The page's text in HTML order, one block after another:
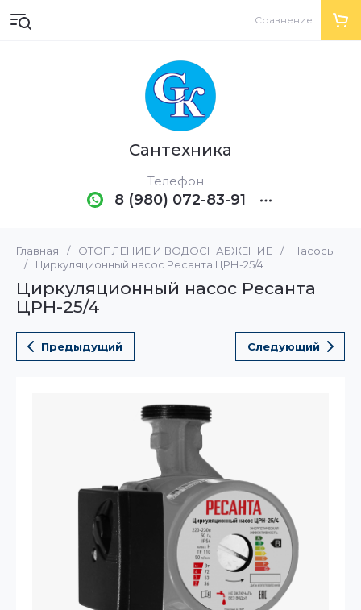
Сантехника
Телефон
8 (980) 072-83-91
Сравнение
Главная / ОТОПЛЕНИЕ И ВОДОСНАБЖЕНИЕ /
Насосы
/
Циркуляционный насос Ресанта ЦРН-25/4
Циркуляционный насос Ресанта
ЦРН-25/4
Предыдущий Следующий